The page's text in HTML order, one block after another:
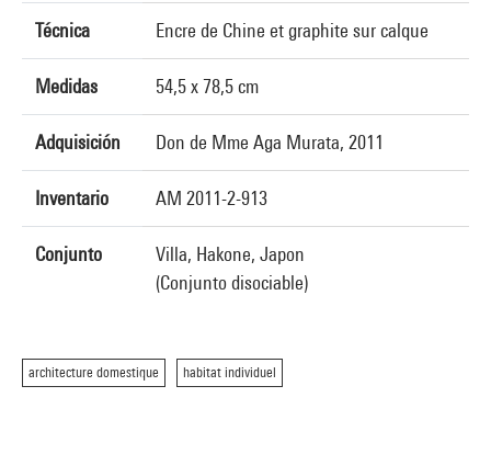
Técnica Encre de Chine et graphite sur calque
Medidas 54,5 x 78,5 cm
Adquisición Don de Mme Aga Murata, 2011
Inventario AM 2011-2-913
Conjunto
Villa, Hakone, Japon
(Conjunto disociable)
architecture domestique habitat individuel